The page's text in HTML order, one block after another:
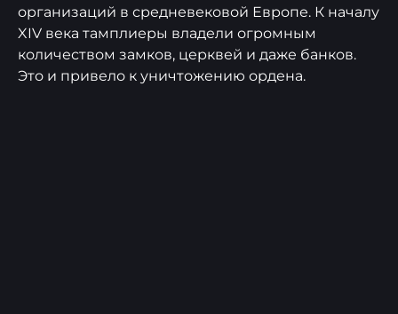
организаций в средневековой Европе. К началу
XIV века тамплиеры владели огромным
количеством замков, церквей и даже банков.
Это и привело к уничтожению ордена.